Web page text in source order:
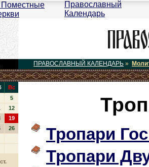
Поместные
Православный
Календарь
ПРАВОСЛАВНЫЙ КАЛЕНДАРЬ »
Вс
5
12
19
26
Тропари
Тропари